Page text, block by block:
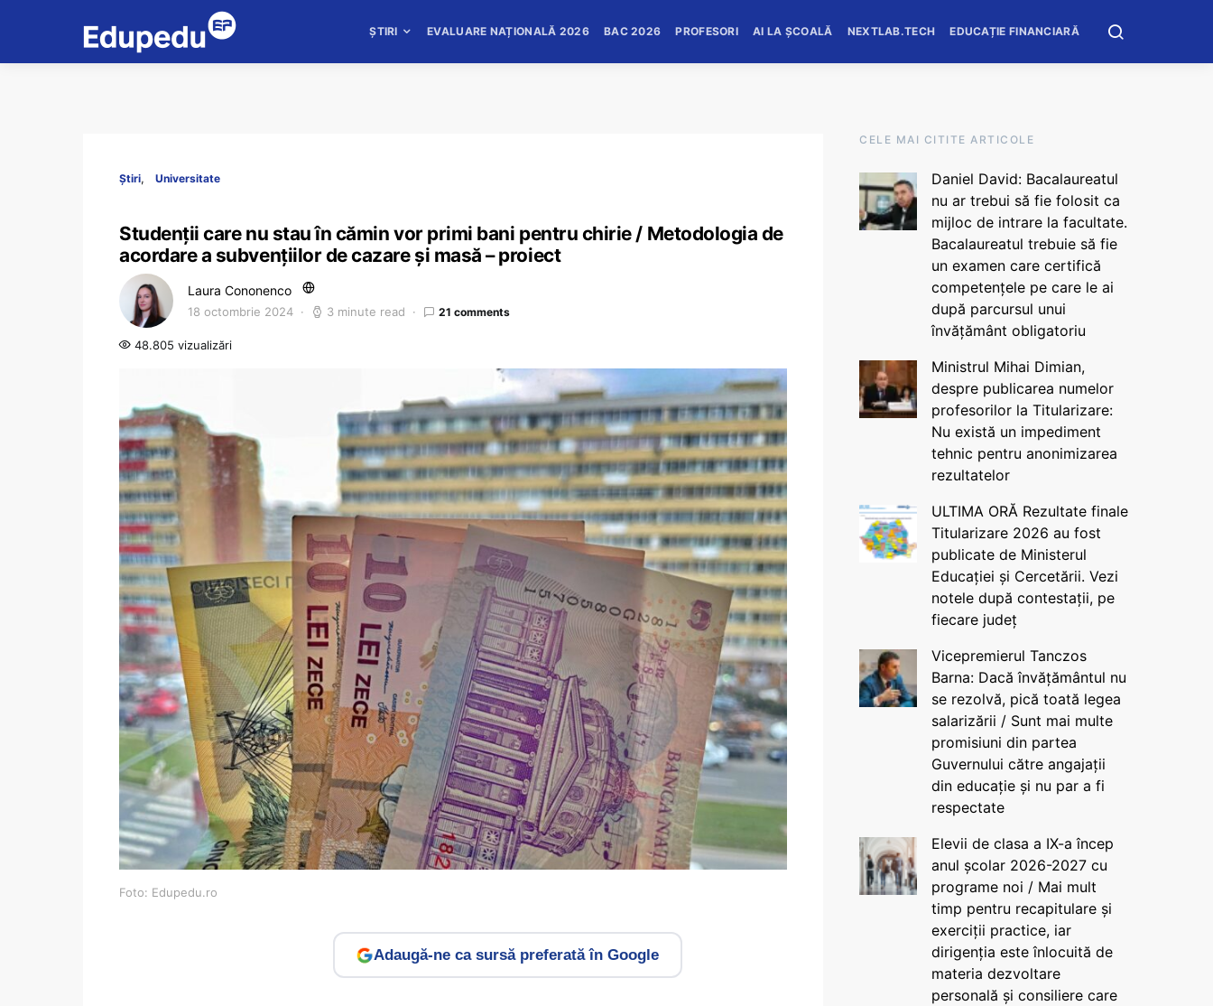
ȘTIRI EVALUARE NAȚIONALĂ 2026 BAC 2026 PROFESORI AI LA ȘCOALĂ NEXTLAB.TECH EDUCAȚIE FINANCIARĂ
Știri Universitate
Studenții care nu stau în cămin vor primi bani pentru chirie / Metodologia de
acordare a subvențiilor de cazare și masă – proiect
Laura Cononenco
18 octombrie 2024 3 minute read 21 comments
48.805 vizualizări
Foto: Edupedu.ro
Adaugă-ne ca sursă preferată în Google
CELE MAI CITITE ARTICOLE
Daniel David: Bacalaureatul
nu ar trebui să fie folosit ca
mijloc de intrare la facultate.
Bacalaureatul trebuie să fie
un examen care certifică
competențele pe care le ai
după parcursul unui
învățământ obligatoriu
Ministrul Mihai Dimian,
despre publicarea numelor
profesorilor la Titularizare:
Nu există un impediment
tehnic pentru anonimizarea
rezultatelor
ULTIMA ORĂ Rezultate finale
Titularizare 2026 au fost
publicate de Ministerul
Educației și Cercetării. Vezi
notele după contestații, pe
fiecare județ
Vicepremierul Tanczos
Barna: Dacă învățământul nu
se rezolvă, pică toată legea
salarizării / Sunt mai multe
promisiuni din partea
Guvernului către angajații
din educație și nu par a fi
respectate
Elevii de clasa a IX-a încep
anul școlar 2026-2027 cu
programe noi / Mai mult
timp pentru recapitulare și
exerciții practice, iar
dirigenția este înlocuită de
materia dezvoltare
personală și consiliere care